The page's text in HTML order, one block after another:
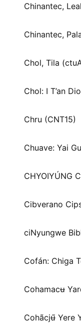
Chinantec,
Chinantec,
Chol, Tila
Chol: I T’an
Chru (CNT15)
Chuave: Yai
CHYOIYÚNG
Cibverano
ciNyungwe
Cofán: Chiga
Cohamacʉ
Cohãcjʉ̃ Yere